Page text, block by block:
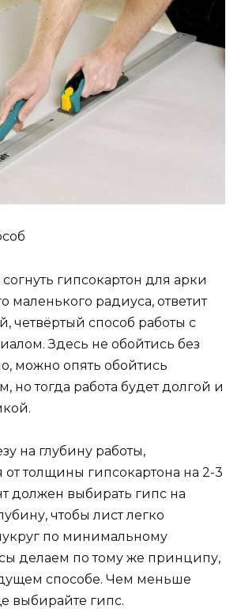
гипсокартон для арки
маленького радиуса, ответит
четвёртый способ работы с
Здесь не обойтись без
можно опять обойтись
но тогда работа будет долгой и
на глубину работы,
толщины гипсокартона на 2-3
должен выбирать гипс на
чтобы лист легко
по минимальному
делаем по тому же принципу,
способе. Чем меньше
выбирайте гипс.